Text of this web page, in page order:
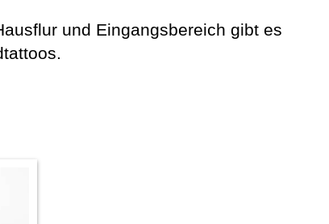
und Eingangsbereich gibt es